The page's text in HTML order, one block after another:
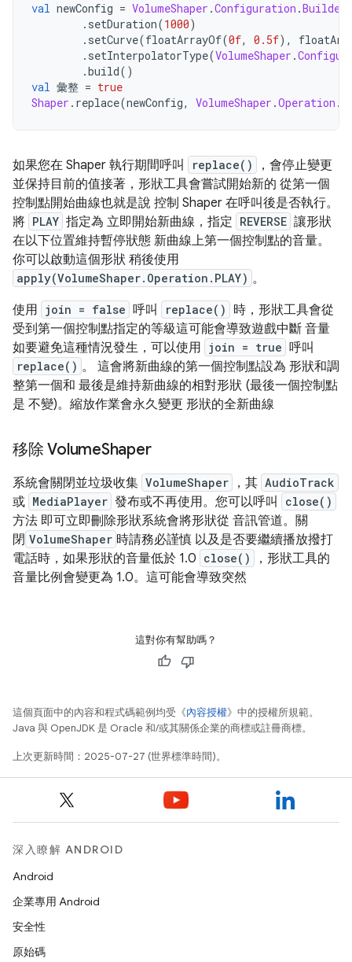
val newConfig = VolumeShaper .Configuration .Builder
. setDuration(1000)
. setCurve(floatArrayOf(0f, 0.5f),
. setInterpolatorType(VolumeShaper .
.build()
val 彙整 = true
Shaper . replace(newConfig, VolumeShaper .Operation .
如果您在 Shaper 執行期間呼叫 replace()
，會停止變更
並保持目前的值接著，形狀工具會嘗試開始新的 從第一個
控制點開始曲線也就是說 控制 Shaper 在呼叫後是否執行。
將 PLAY 指定為 立即開始新曲線，指定 REVERSE 讓形狀
在以下位置維持暫停狀態 新曲線上第一個控制點的音量。
你可以啟動這個形狀 稍後使用
apply(VolumeShaper.Operation.PLAY) 。
使用 join = false 呼叫 replace()
時，形狀工具會從
受到第一個控制點指定的等級這可能會導致遊戲中斷 音量
如要避免這種情況發生，可以使用 join = true 呼叫
replace() 。 這會將新曲線的第一個控制點設為 形狀和調
整第一個和 最後是維持新曲線的相對形狀 (最後一個控制點
是 不變)。縮放作業會永久變更 形狀的全新曲線
移除 VolumeShaper
系統會關閉並垃圾收集 VolumeShaper ，其 AudioTrack
或 MediaPlayer 發布或不再使用。您可以呼叫 close()
方法 即可立即刪除形狀系統會將形狀從 音訊管道。關
閉 VolumeShaper 時請務必謹慎 以及是否要繼續播放撥打
電話時，如果形狀的音量低於 1.0 close()
，形狀工具的
音量比例會變更為 1.0。這可能會導致突然
這對你有幫助嗎？
這個頁面中的內容和程式碼範例均受《內容授權》中的授權所規範。
Java 與 OpenJDK 是 Oracle 和/或其關係企業的商標或註冊商標。
上次更新時間：2025-07-27 (世界標準時間)。
深入瞭解 ANDROID
Android
企業專用 Android
安全性
原始碼